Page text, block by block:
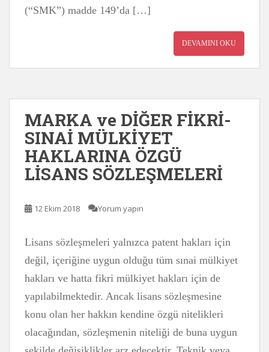
(“SMK”) madde 149’da […]
DEVAMINI OKU
MARKA ve DİĞER FİKRİ-
SINAİ MÜLKİYET
HAKLARINA ÖZGÜ
LİSANS SÖZLEŞMELERİ
12 Ekim 2018 Yorum yapın
Lisans sözleşmeleri yalnızca patent hakları için
değil, içeriğine uygun olduğu tüm sınai mülkiyet
hakları ve hatta fikri mülkiyet hakları için de
yapılabilmektedir. Ancak lisans sözleşmesine
konu olan her hakkın kendine özgü nitelikleri
olacağından, sözleşmenin niteliği de buna uygun